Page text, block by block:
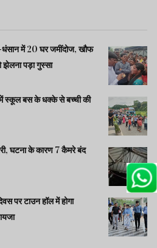
में 20 घर जमींदोज, खौफ
पड़ा गुस्सा
स्कूल बस के धक्के से बच्ची की
घटना के कारण 7 कैमरे बंद
पर टाउन हॉल में होगा